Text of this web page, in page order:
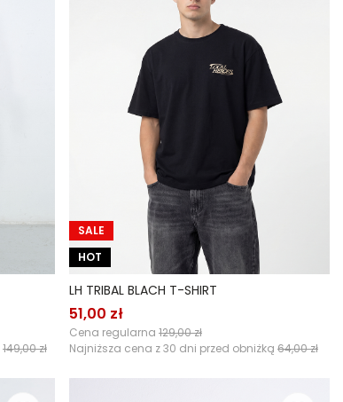
149,00 zł
SALE
HOT
LH TRIBAL BLACH T-SHIRT
51,00 zł
Cena regularna 129,00 zł
Najniższa cena z 30 dni przed obniżką 64,00 zł